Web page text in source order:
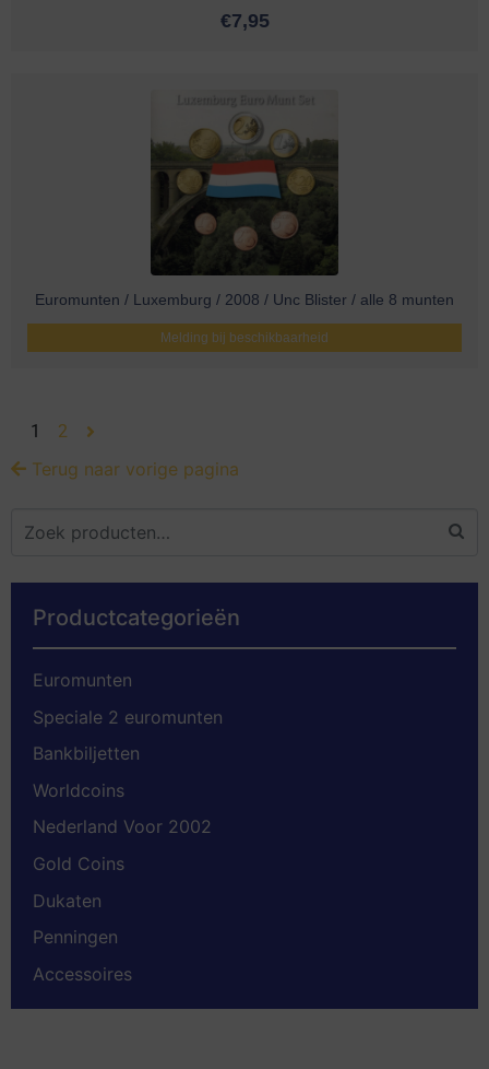
€7,95
Euromunten / Luxemburg / 2008 / Unc Blister / alle 8 munten
Melding bij beschikbaarheid
1 2
Terug naar vorige pagina
Productcategorieën
Euromunten
Speciale 2 euromunten
Bankbiljetten
Worldcoins
Nederland Voor 2002
Gold Coins
Dukaten
Penningen
Accessoires